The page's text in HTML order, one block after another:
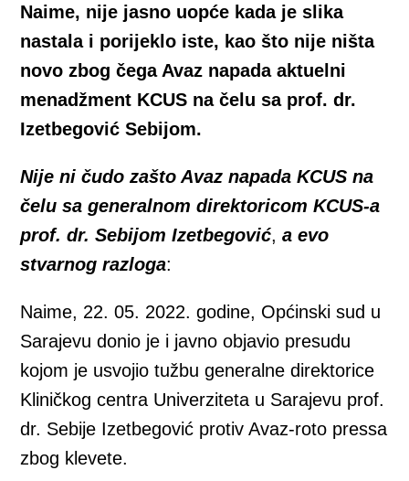
Naime, nije jasno uopće kada je slika
nastala i porijeklo iste, kao što nije ništa
novo zbog čega Avaz napada aktuelni
menadžment KCUS na čelu sa prof. dr.
Izetbegović Sebijom.
Nije ni čudo zašto Avaz napada KCUS na
čelu sa generalnom direktoricom KCUS-a
prof. dr. Sebijom Izetbegović,a evo
stvarnog razloga:
Naime, 22. 05. 2022. godine, Općinski sud u
Sarajevu donio je i javno objavio presudu
kojom je usvojio tužbu generalne direktorice
Kliničkog centra Univerziteta u Sarajevu prof.
dr. Sebije Izetbegović protiv Avaz-roto pressa
zbog klevete.